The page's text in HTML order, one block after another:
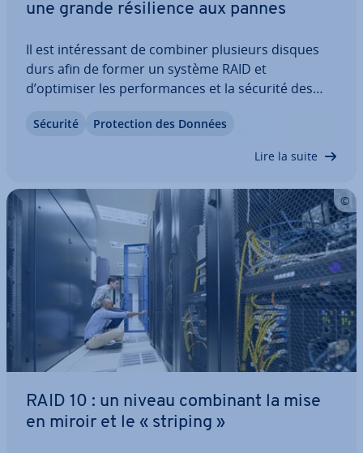
une grande ré­si­lience aux pannes
Il est in­té­res­sant de combiner plusieurs disques
durs afin de former un système RAID et
d’optimiser les per­for­mances et la sécurité des
élevé de cette approche est ca­rac­té­ris­tique de la
Sécurité Pro­tec­tion des Données
Lire la suite
RAID 10 : un niveau combinant la mise
en miroir et le « striping »